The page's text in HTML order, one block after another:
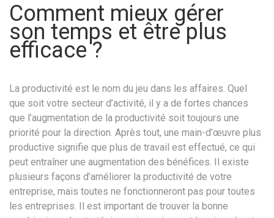
Comment mieux gérer
son temps et être plus
efficace ?
La productivité est le nom du jeu dans les affaires. Quel
que soit votre secteur d’activité, il y a de fortes chances
que l’augmentation de la productivité soit toujours une
priorité pour la direction. Après tout, une main-d’œuvre plus
productive signifie que plus de travail est effectué, ce qui
peut entraîner une augmentation des bénéfices. Il existe
plusieurs façons d’améliorer la productivité de votre
entreprise, mais toutes ne fonctionneront pas pour toutes
les entreprises. Il est important de trouver la bonne